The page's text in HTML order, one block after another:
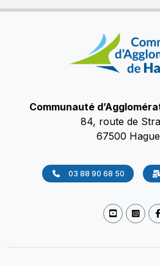
Communauté
84, route de
67500
03 88 90 68 50